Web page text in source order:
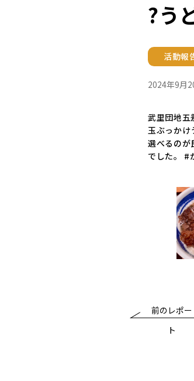
?う
活動報
2024年9月
武里団地五
玉ぶっかけ
選べるのが
でした。 #
前のレポー
ト